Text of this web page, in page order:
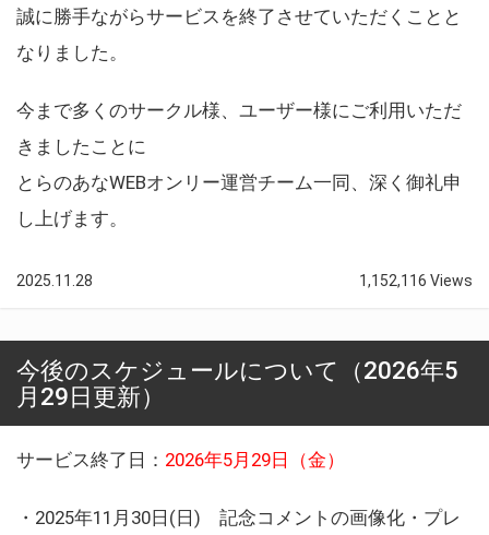
誠に勝手ながらサービスを終了させていただくことと
なりました。
今まで多くのサークル様、ユーザー様にご利用いただ
きましたことに
とらのあなWEBオンリー運営チーム一同、深く御礼申
し上げます。
2025.11.28 1,152,116 Views
今後のスケジュールについて（2026年5
月29日更新）
サービス終了日： 2026年5月29日（金）
・2025年11月30日(日) 記念コメントの画像化・プレ